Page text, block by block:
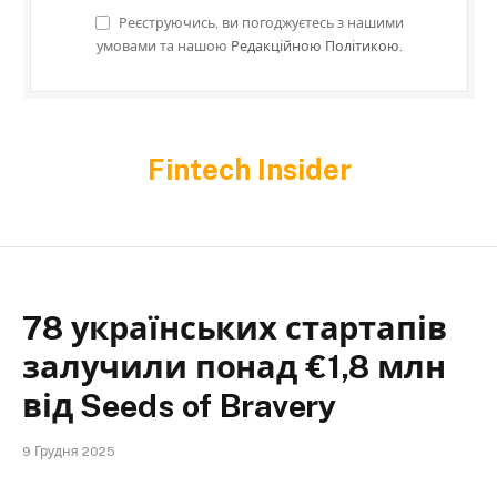
Реєструючись, ви погоджуєтесь з нашими
умовами та нашою Редакційною Політикою.
Fintech Insider
78 українських стартапів
залучили понад €1,8 млн
від Seeds of Bravery
9 Грудня 2025